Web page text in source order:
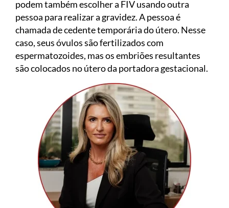
podem também escolher a FIV usando outra
pessoa para realizar a gravidez. A pessoa é
chamada de cedente temporária do útero. Nesse
caso, seus óvulos são fertilizados com
espermatozoides, mas os embriões resultantes
são colocados no útero da portadora gestacional.